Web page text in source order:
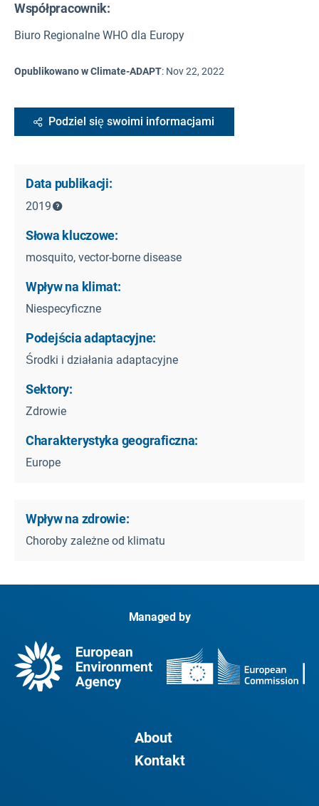
Współpracownik:
Biuro Regionalne WHO dla Europy
Opublikowano w Climate-ADAPT: Nov 22, 2022
Podziel się swoimi informacjami
Data publikacji:
2019
Słowa kluczowe:
mosquito, vector-borne disease
Wpływ na klimat:
Niespecyficzne
Podejścia adaptacyjne:
Środki i działania adaptacyjne
Sektory:
Zdrowie
Charakterystyka geograficzna:
Europe
Wpływ na zdrowie:
Choroby zależne od klimatu
Managed by
About
Kontakt